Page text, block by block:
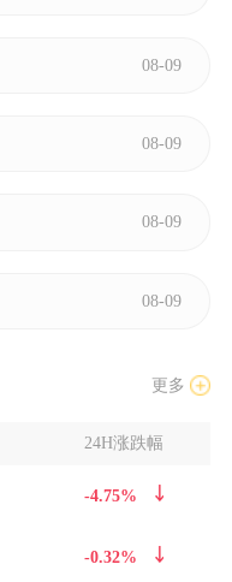
08-09
08-09
08-09
08-09
更多
24H涨跌幅
-4.75%
-0.32%